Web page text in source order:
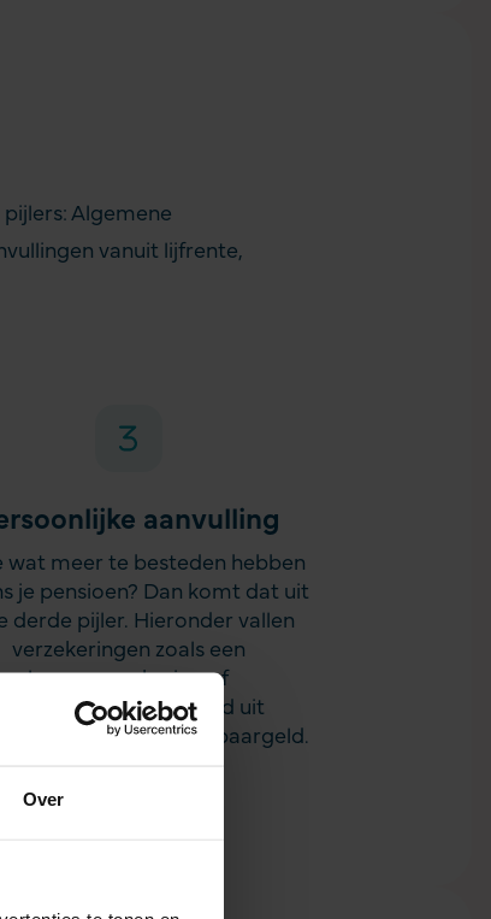
Over
Algemene
vanuit lijfrente,
aanvulling
wat meer te besteden hebben
je pensioen? Dan komt dat uit
derde pijler. Hieronder vallen
verzekeringen zoals een
levensverzekering of
lijfrenteverzekering, geld uit
en eventueel spaargeld.